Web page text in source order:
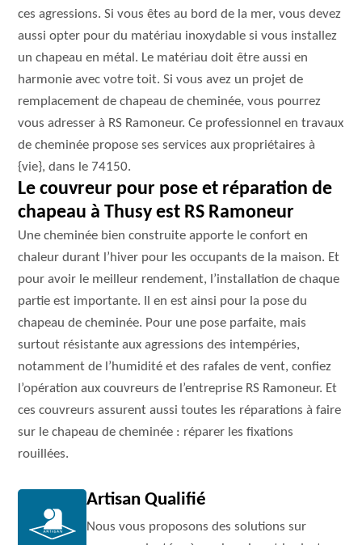
ces agressions. Si vous êtes au bord de la mer, vous devez
aussi opter pour du matériau inoxydable si vous installez
un chapeau en métal. Le matériau doit être aussi en
harmonie avec votre toit. Si vous avez un projet de
remplacement de chapeau de cheminée, vous pourrez
vous adresser à RS Ramoneur. Ce professionnel en travaux
de cheminée propose ses services aux propriétaires à
{vie}, dans le 74150.
Le couvreur pour pose et réparation de
chapeau à Thusy est RS Ramoneur
Une cheminée bien construite apporte le confort en
chaleur durant l’hiver pour les occupants de la maison. Et
pour avoir le meilleur rendement, l’installation de chaque
partie est importante. Il en est ainsi pour la pose du
chapeau de cheminée. Pour une pose parfaite, mais
surtout résistante aux agressions des intempéries,
notamment de l’humidité et des rafales de vent, confiez
l’opération aux couvreurs de l’entreprise RS Ramoneur. Et
ces couvreurs assurent aussi toutes les réparations à faire
sur le chapeau de cheminée : réparer les fixations
rouillées.
Artisan Qualifié
Nous vous proposons des solutions sur